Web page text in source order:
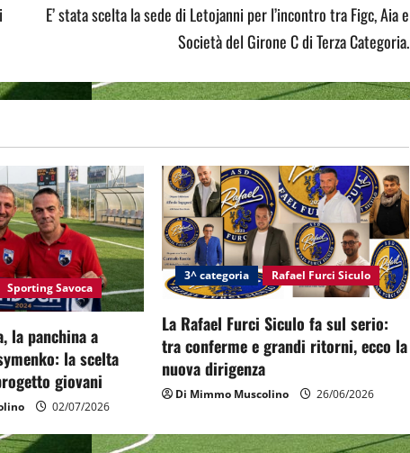
E’ stata scelta la sede di Letojanni per l’incontro tra Figc, Aia e
Società del Girone C di Terza Categoria.
Sporting Savoca
la panchina a
la scelta
giovani
02/07/2026
3^ categoria Rafael Furci Siculo
La Rafael Furci Siculo fa sul serio:
tra conferme e grandi ritorni, ecco la
nuova dirigenza
Di Mimmo Muscolino 26/06/2026